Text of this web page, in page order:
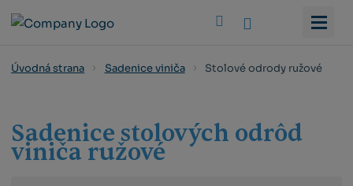
Úvodná strana Sadenice viniča Stolové odrody ružové
Sadenice stolových odrôd
viniča ružové